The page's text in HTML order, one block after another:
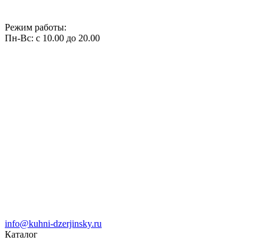
Режим работы:
Пн-Вс: с 10.00 до 20.00
info@kuhni-dzerjinsky.ru
Каталог